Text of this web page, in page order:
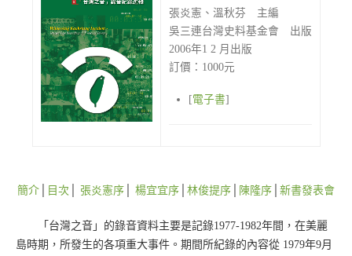
台灣史料中心
張炎憲、溫秋芬 主編
吳三連台灣史料基金會 出版
2006年1 2 月出版
訂價：1000元
[電子書]
簡介 目次 張炎憲序 楊宜宜序 林俊提序 陳隆序 新書發表會
「台灣之音」的錄音資料主要是記錄1977-1982年間，在美麗
島時期，所發生的各項重大事件。期間所紀錄的內容從 1979年9月